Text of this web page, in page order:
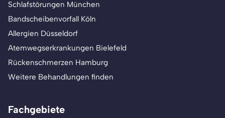
Schlafstörungen München
Bandscheibenvorfall Köln
Allergien Düsseldorf
Atemwegserkrankungen Bielefeld
Rückenschmerzen Hamburg
Weitere Behandlungen finden
Fachgebiete